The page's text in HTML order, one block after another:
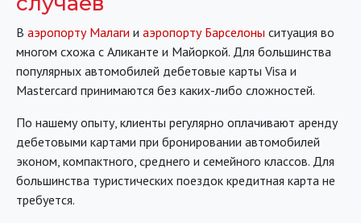
В аэропорту Малаги и аэропорту Барселоны ситуация во
многом схожа с Аликанте и Майоркой. Для большинства
популярных автомобилей дебетовые карты Visa и
Mastercard принимаются без каких-либо сложностей.
По нашему опыту, клиенты регулярно оплачивают аренду
дебетовыми картами при бронировании автомобилей
эконом, компактного, среднего и семейного классов. Для
большинства туристических поездок кредитная карта не
требуется.